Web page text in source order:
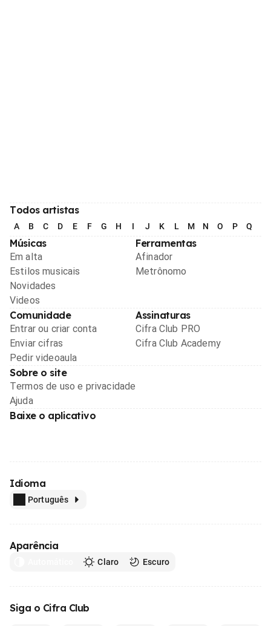
Todos artistas
A B C D E F G H I J K L M N O P Q
Músicas
Em alta
Estilos musicais
Novidades
Videos
Ferramentas
Afinador
Metrônomo
Comunidade
Entrar ou criar conta
Enviar cifras
Pedir videoaula
Assinaturas
Cifra Club PRO
Cifra Club Academy
Sobre o site
Termos de uso e privacidade
Ajuda
Baixe o aplicativo
Idioma
Português
Aparência
Claro Escuro
Siga o Cifra Club